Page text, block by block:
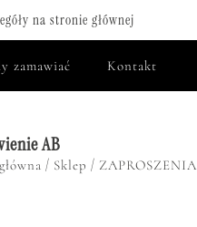
na stronie głównej
zamawiać Kontakt
AB
/ Sklep / ZAPROSZENIA